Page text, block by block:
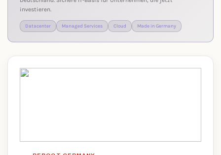
investieren.
Datacenter Managed Services Cloud Made in Germany